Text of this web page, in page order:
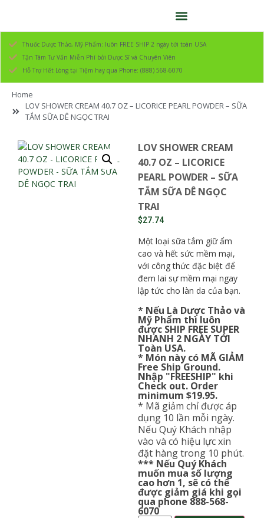
Thuốc Dược Thảo, Mỹ Phẩm: luôn FREE SHIP 2 ngày tới toàn USA
Tận Tâm Tư Vấn Miễn Phí bởi Dược Sĩ và Chuyên Viên
Hỗ Trợ Hết Lòng tại Tiệm hay qua Phone: (888) 568-6070
Home
LOV SHOWER CREAM 40.7 OZ – LICORICE PEARL POWDER – SỮA
TẮM SỮA DÊ NGỌC TRAI
LOV SHOWER CREAM
40.7 OZ – LICORICE
PEARL POWDER – SỮA
TẮM SỮA DÊ NGỌC
TRAI
$27.74
Một loại sữa tắm giữ ẩm
cao và hết sức mềm mại,
với công thức đặc biệt để
đem lai sự mềm mại ngay
lập tức cho làn da của bạn.
* Nếu Là Dược Thảo và
Mỹ Phẩm thì luôn
được SHIP FREE SUPER
NHANH 2 NGÀY TỚI
Toàn USA.
* Món này có MÃ GIẢM
Free Ship Ground.
Nhập "FREESHIP" khi
Check out. Order
minimum $19.95.
* Mã giảm chỉ được áp
dụng 10 lần mỗi ngày.
Nếu Quý Khách nhập
vào và có hiệu lực xin
đặt hàng trong 10 phút.
*** Nếu Quý Khách
muốn mua số lượng
cao hơn 1, sẽ có thể
được giảm giá khi gọi
qua phone 888-568-
6070